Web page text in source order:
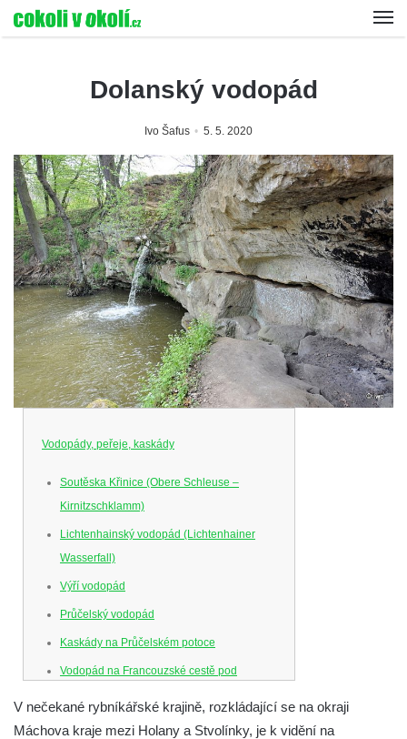
Dolanský vodopád
Ivo Šafus 5. 5. 2020
Vodopády, peřeje, kaskády
Soutěska Křinice (Obere Schleuse –
Kirnitzschklamm)
Lichtenhainský vodopád (Lichtenhainer
Wasserfall)
Výří vodopád
Průčelský vodopád
Kaskády na Průčelském potoce
Vodopád na Francouzské cestě pod
V nečekané rybníkářské krajině, rozkládající se na okraji
Máchova kraje mezi Holany a Stvolínky, je k vidění na